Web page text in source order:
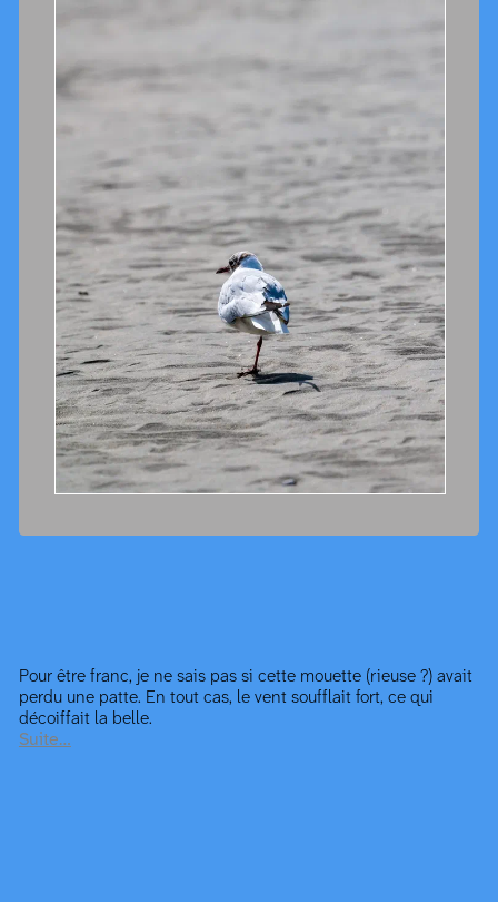
Pour être franc, je ne sais pas si cette mouette (rieuse ?) avait
perdu une patte. En tout cas, le vent soufflait fort, ce qui
décoiffait la belle.
Suite…